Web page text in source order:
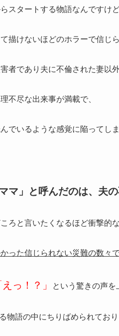
スタートする物語なんですけど
描けないほどのホラーで信じ
者であり夫に不倫された妻以
不尽な出来事が満載で、
でいるような感覚に陥ってし
マ」と呼んだのは、夫
ろと言いたくなるほど衝撃的な
った信じられない災難の数々で
えっ！？」 という驚きの声を
物語の中にちりばめられており